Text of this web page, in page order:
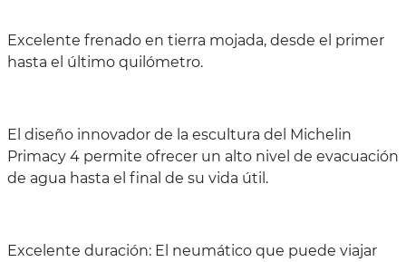
Excelente frenado en tierra mojada, desde el primer
hasta el último quilómetro.
El diseño innovador de la escultura del Michelin
Primacy 4 permite ofrecer un alto nivel de evacuación
de agua hasta el final de su vida útil.
Excelente duración: El neumático que puede viajar